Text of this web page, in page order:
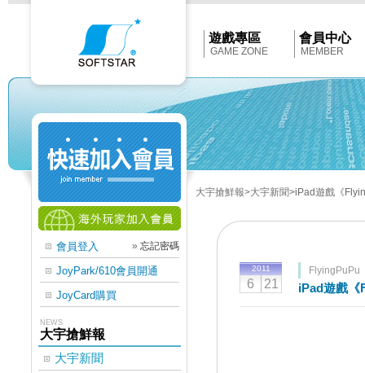
Softstar
遊戲專區
GAME ZONE
會員中心
MEMBER
會員登入 » 忘記密碼
JoyPark/610會員開通
JoyCard購買
NEWS
大宇搶鮮報
大宇新聞
大宇搶鮮報>大宇新聞>iPad遊戲《
2011
6 21
FlyingPuPu
iPad遊戲《